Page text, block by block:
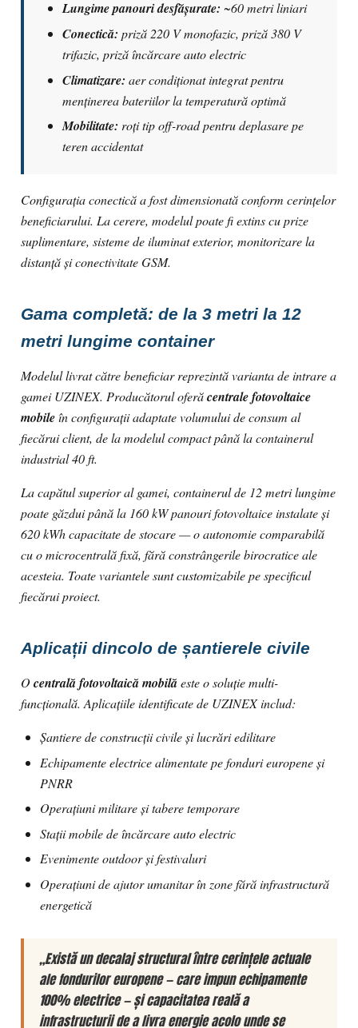
Lungime panouri desfășurate: ~60 metri liniari
Conectică: priză 220 V monofazic, priză 380 V
trifazic, priză încărcare auto electric
Climatizare: aer condiționat integrat pentru
menținerea bateriilor la temperatură optimă
Mobilitate: roți tip off-road pentru deplasare pe
teren accidentat
Configurația conectică a fost dimensionată conform cerințelor
beneficiarului. La cerere, modelul poate fi extins cu prize
suplimentare, sisteme de iluminat exterior, monitorizare la
distanță și conectivitate GSM.
Gama completă: de la 3 metri la 12
metri lungime container
Modelul livrat către beneficiar reprezintă varianta de intrare a
gamei UZINEX. Producătorul oferăcentrale fotovoltaice
mobileîn configurații adaptate volumului de consum al
fiecărui client, de la modelul compact până la containerul
industrial 40 ft.
La capătul superior al gamei, containerul de 12 metri lungime
poate găzdui până la 160 kW panouri fotovoltaice instalate și
620 kWh capacitate de stocare — o autonomie comparabilă
cu o microcentrală fixă, fără constrângerile birocratice ale
acesteia. Toate variantele sunt customizabile pe specificul
fiecărui proiect.
Aplicații dincolo de șantierele civile
Ocentrală fotovoltaică mobilăeste o soluție multi-
funcțională. Aplicațiile identificate de UZINEX includ:
Șantiere de construcții civile și lucrări edilitare
Echipamente electrice alimentate pe fonduri europene și
PNRR
Operațiuni militare și tabere temporare
Stații mobile de încărcare auto electric
Evenimente outdoor și festivaluri
Operațiuni de ajutor umanitar în zone fără infrastructură
energetică
„Există un decalaj structural între cerințele actuale
ale fondurilor europene — care impun echipamente
100% electrice — și capacitatea reală a
infrastructurii de a livra energie acolo unde se